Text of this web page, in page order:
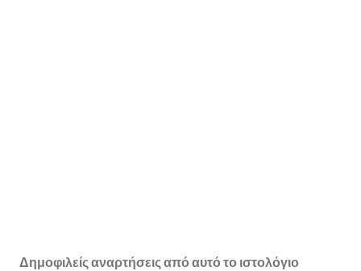
Δημοφιλείς αναρτήσεις από αυτό το ιστολόγιο